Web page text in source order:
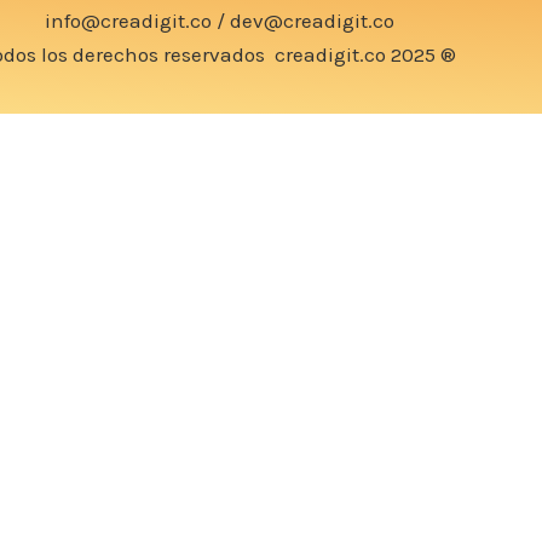
info@creadigit.co / dev@creadigit.co
los derechos reservados creadigit.co 2025 ®